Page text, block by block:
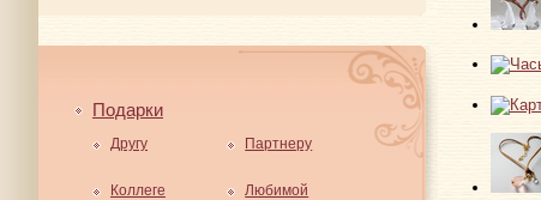
Подарки
Другу Партнеру
Коллеге Любимой